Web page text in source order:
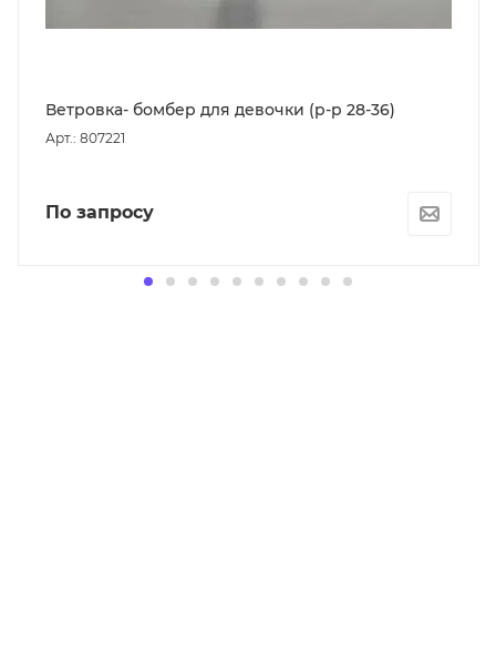
Ветровка- бомбер для девочки (р-р 28-36)
Арт.: 807221
По запросу